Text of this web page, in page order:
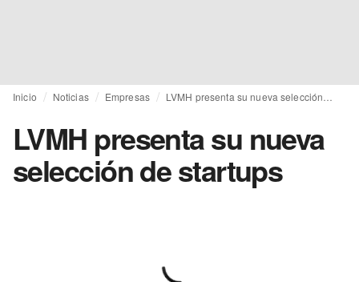
Inicio Noticias Empresas
LVMH presenta su nueva
selección de startups